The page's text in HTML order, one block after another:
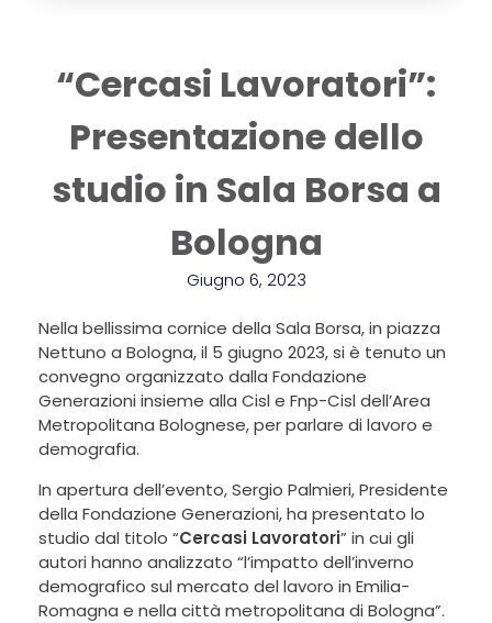
“Cercasi Lavoratori”:
Presentazione dello
studio in Sala Borsa a
Bologna
Giugno 6, 2023
Nella bellissima cornice della Sala Borsa, in piazza
Nettuno a Bologna, il 5 giugno 2023, si è tenuto un
convegno organizzato dalla Fondazione
Generazioni insieme alla Cisl e Fnp-Cisl dell’Area
Metropolitana Bolognese, per parlare di lavoro e
demografia.
In apertura dell’evento, Sergio Palmieri, Presidente
della Fondazione Generazioni, ha presentato lo
studio dal titolo “Cercasi Lavoratori” in cui gli
autori hanno analizzato “l’impatto dell’inverno
demografico sul mercato del lavoro in Emilia-
Romagna e nella città metropolitana di Bologna”.